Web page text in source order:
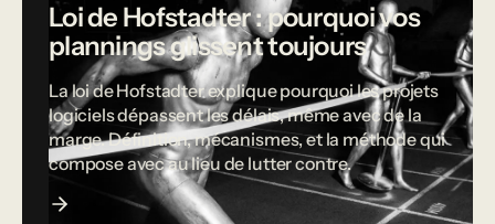
Loi de Hofstadter : pourquoi vos
plannings glissent toujours
La loi de Hofstadter explique pourquoi les projets
logiciels dépassent les délais, même avec de la
marge. Définition, mécanismes, et la méthode qui
compose avec au lieu de lutter contre.